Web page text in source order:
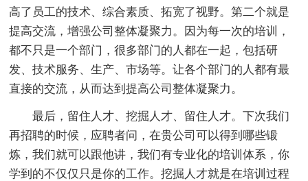
高了员工的技术、综合素质、拓宽了视野。第二个就是
提高交流，增强公司整体凝聚力。因为每一次的培训，
都不只是一个部门，很多部门的人都在一起，包括研
发、技术服务、生产、市场等。让各个部门的人都有最
直接的交流，从而达到提高公司整体凝聚力。
最后，留住人才、挖掘人才、留住人才。下次我们
再招聘的时候，应聘者问，在贵公司可以得到哪些锻
炼，我们就可以跟他讲，我们有专业化的培训体系，你
学到的不仅仅只是你的工作。挖掘人才就是在培训过程